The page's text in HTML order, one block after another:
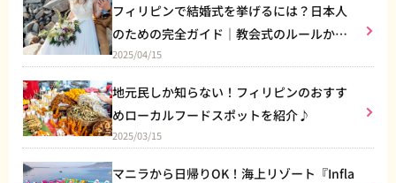
フィリピンで結婚式を挙げるには？日本人
のための完全ガイド｜教会式のルールから
リゾート婚まで
2025/04/15
地元民しか知らない！フィリピンのおすす
めローカルフードスポットを紹介♪
2025/03/15
マニラから日帰りOK！海上リゾート『Infla